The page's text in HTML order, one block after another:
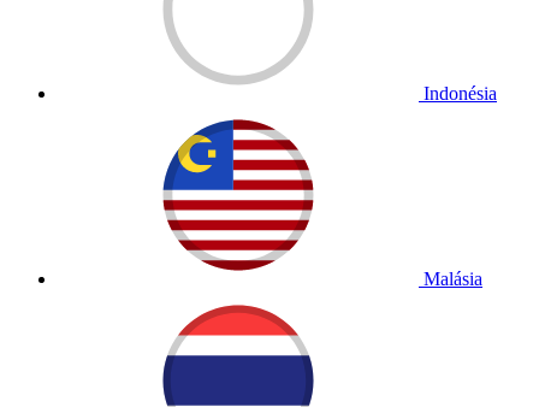
Indonésia
Malásia